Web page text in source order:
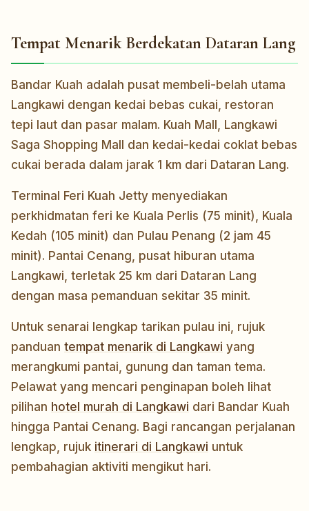
Tempat Menarik Berdekatan Dataran Lang
Bandar Kuah adalah pusat membeli-belah utama
Langkawi dengan kedai bebas cukai, restoran
tepi laut dan pasar malam. Kuah Mall, Langkawi
Saga Shopping Mall dan kedai-kedai coklat bebas
cukai berada dalam jarak 1 km dari Dataran Lang.
Terminal Feri Kuah Jetty menyediakan
perkhidmatan feri ke Kuala Perlis (75 minit), Kuala
Kedah (105 minit) dan Pulau Penang (2 jam 45
minit). Pantai Cenang, pusat hiburan utama
Langkawi, terletak 25 km dari Dataran Lang
dengan masa pemanduan sekitar 35 minit.
Untuk senarai lengkap tarikan pulau ini, rujuk
panduan tempat menarik di Langkawi yang
merangkumi pantai, gunung dan taman tema.
Pelawat yang mencari penginapan boleh lihat
pilihan hotel murah di Langkawi dari Bandar Kuah
hingga Pantai Cenang. Bagi rancangan perjalanan
lengkap, rujuk itinerari di Langkawi untuk
pembahagian aktiviti mengikut hari.